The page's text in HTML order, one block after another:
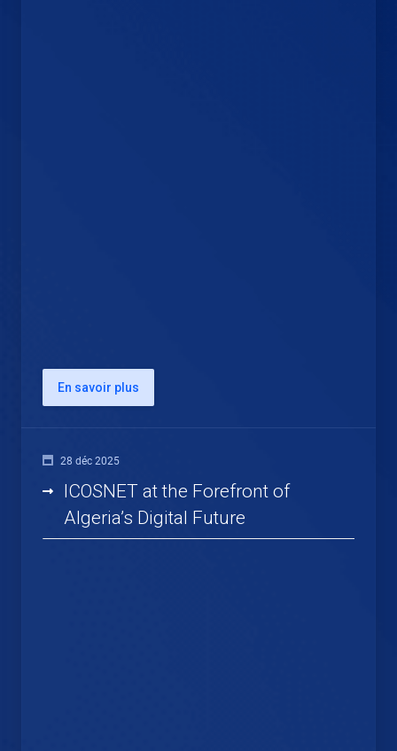
En savoir plus
28 déc 2025
ICOSNET at the Forefront of
Algeria’s Digital Future